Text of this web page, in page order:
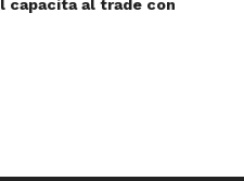
capacita al trade con